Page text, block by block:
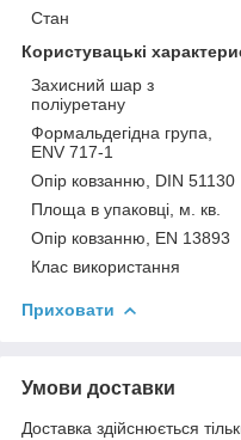
Стан
Користувацькі
Захисний шар з
поліуретану
Формальдегідна група,
ENV 717-1
Опір ковзанню, DIN 51130
Площа в упаковці, м. кв.
Опір ковзанню, EN 13893
Клас використання
Приховати
Умови доставки
Доставка здійснюється